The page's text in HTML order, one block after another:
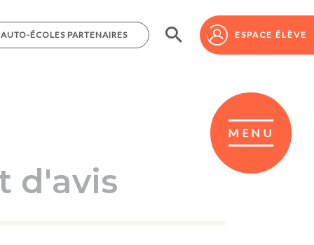
AUTO-ÉCOLES PARTENAIRES ESPACE ÉLÈVE
MENU
AUTO-ÉCOLES PARTENAIRES ESPACE ÉLÈVE
d'avis